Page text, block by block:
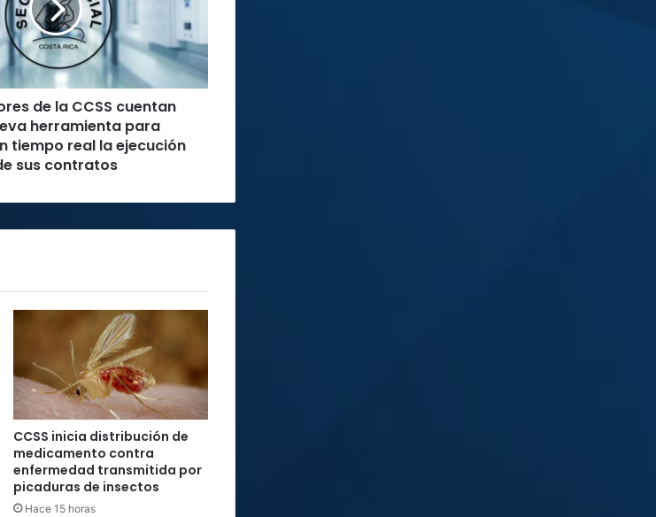
de la CCSS cuentan
herramienta para
tiempo real la ejecución
sus contratos
CCSS inicia distribución de
medicamento contra
enfermedad transmitida por
picaduras de insectos
Hace 15 horas